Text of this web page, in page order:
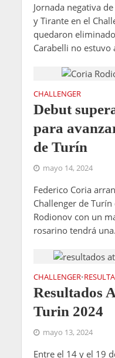
Jornada negativa
y Tirante en el
quedaron
Carabelli no estuvo
CHALLENGER
Debut
para
de Turín
mayo 14, 2024
Federico Coria
Challenger de
Rodionov con un
rosarino tendrá
CHALLENGER•
Resultados
Turin 2024
mayo 13, 2024
Entre el 14 y el 19